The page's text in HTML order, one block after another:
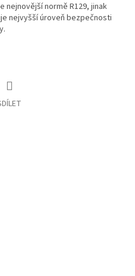
nejnovější normě R129, jinak
nejvyšší úroveň bezpečnosti